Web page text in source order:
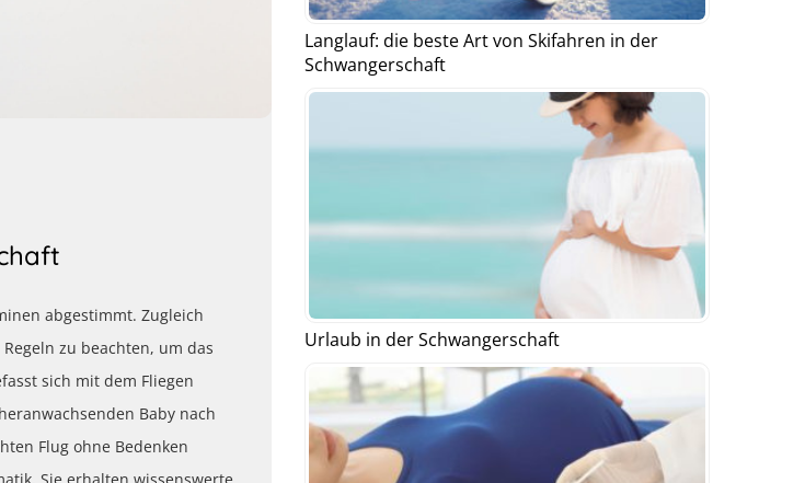
abgestimmt. Zugleich
zu beachten, um das
sich mit dem Fliegen
Baby nach
Flug ohne Bedenken
Sie erhalten wissenswerte
Langlauf: die beste Art von Skifahren in der
Schwangerschaft
Urlaub in der Schwangerschaft